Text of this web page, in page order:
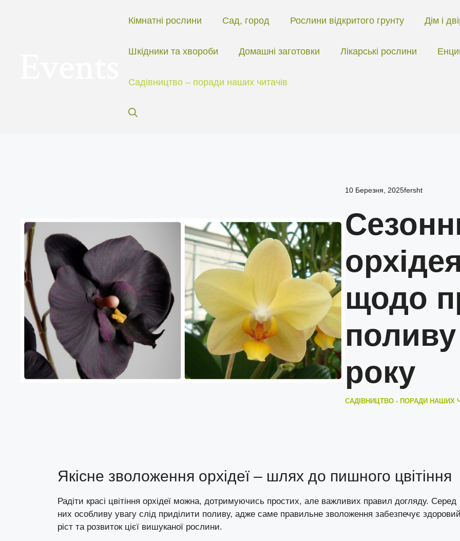
Кімнатні рослини Сад, город Рослини відкритого грунту Дім і
Шкідники та хвороби Домашні заготовки Лікарські рослини
Садівництво – поради наших читачів
10 Березня, 2025fersht
щодо
поливу
року
САДІВНИЦТВО - ПОРАДИ НАШИХ
Якісне зволоження орхідеї – шлях до пишного цвітіння
Радіти красі цвітіння орхідеї можна, дотримуючись простих, але важливих правил догляду. Серед
них особливу увагу слід приділити поливу, адже саме правильне зволоження забезпечує
ріст та розвиток цієї вишуканої рослини.